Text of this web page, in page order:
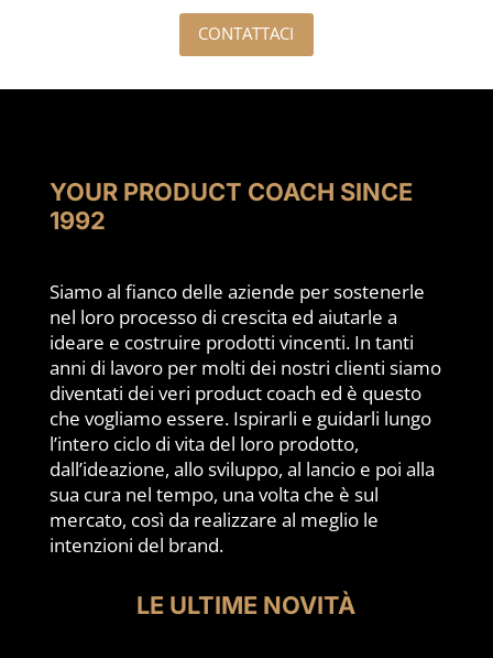
CONTATTACI
YOUR PRODUCT COACH SINCE
1992
Siamo al fianco delle aziende per sostenerle
nel loro processo di crescita ed aiutarle a
ideare e costruire prodotti vincenti. In tanti
anni di lavoro per molti dei nostri clienti siamo
diventati dei veri product coach ed è questo
che vogliamo essere. Ispirarli e guidarli lungo
l’intero ciclo di vita del loro prodotto,
dall’ideazione, allo sviluppo, al lancio e poi alla
sua cura nel tempo, una volta che è sul
mercato, così da realizzare al meglio le
intenzioni del brand.
LE ULTIME NOVITÀ